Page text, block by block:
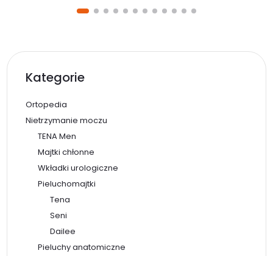
Kategorie
Ortopedia
Nietrzymanie moczu
TENA Men
Majtki chłonne
Wkładki urologiczne
Pieluchomajtki
Tena
Seni
Dailee
Pieluchy anatomiczne